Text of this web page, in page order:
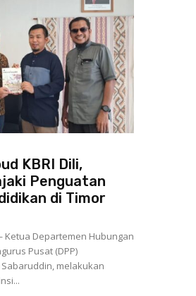
KBRI Dili,
Penguatan
di Timor
Ketua Departemen Hubungan
Pusat (DPP)
melakukan